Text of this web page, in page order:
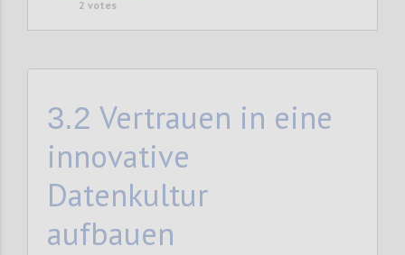
2 votes
3.2 Vertrauen in eine
innovative
Datenkultur
aufbauen